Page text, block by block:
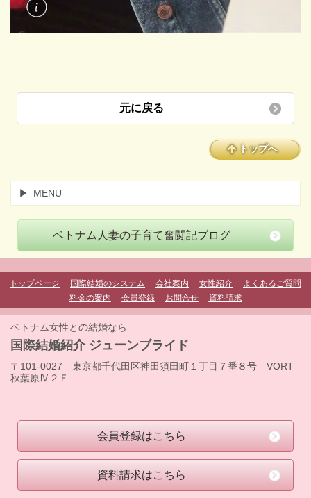
元に戻る
トップへ
MENU
ベトナム人妻の子育て奮闘記ブログ
トップページ 国際結婚のシステム 会社案内 女性紹介
よくあるご質問
料金の案内
会員登録 お問合せ 資料請求
ベトナム女性との結婚なら
国際結婚紹介 ジューンブライド
〒101-0027 東京都千代田区神田須田町１丁目７番８号 VORT
秋葉原Ⅳ２Ｆ
会員登録はこちら
資料請求はこちら